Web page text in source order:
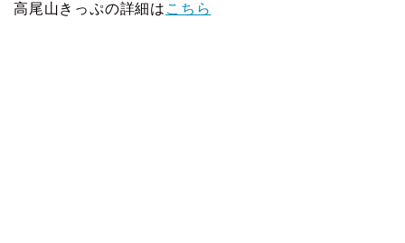
高尾山きっぷの詳細は こちら